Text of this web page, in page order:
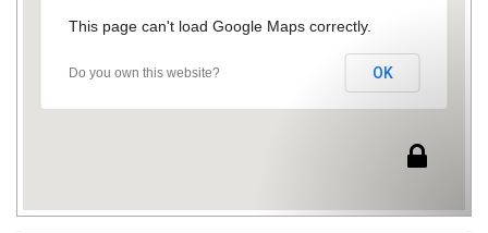
This page can't load Google Maps correctly.
Do you own this website? OK